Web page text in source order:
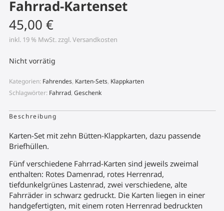
Fahrrad-Kartenset
45,00 €
inkl. 19 % MwSt.zzgl.Versandkosten
Nicht vorrätig
Kategorien: Fahrendes, Karten-Sets, Klappkarten
Schlagwörter: Fahrrad, Geschenk
Beschreibung
Karten-Set mit zehn Bütten-Klappkarten, dazu passende
Briefhüllen.
Fünf verschiedene Fahrrad-Karten sind jeweils zweimal
enthalten: Rotes Damenrad, rotes Herrenrad,
tiefdunkelgrünes Lastenrad, zwei verschiedene, alte
Fahrräder in schwarz gedruckt. Die Karten liegen in einer
handgefertigten, mit einem roten Herrenrad bedruckten